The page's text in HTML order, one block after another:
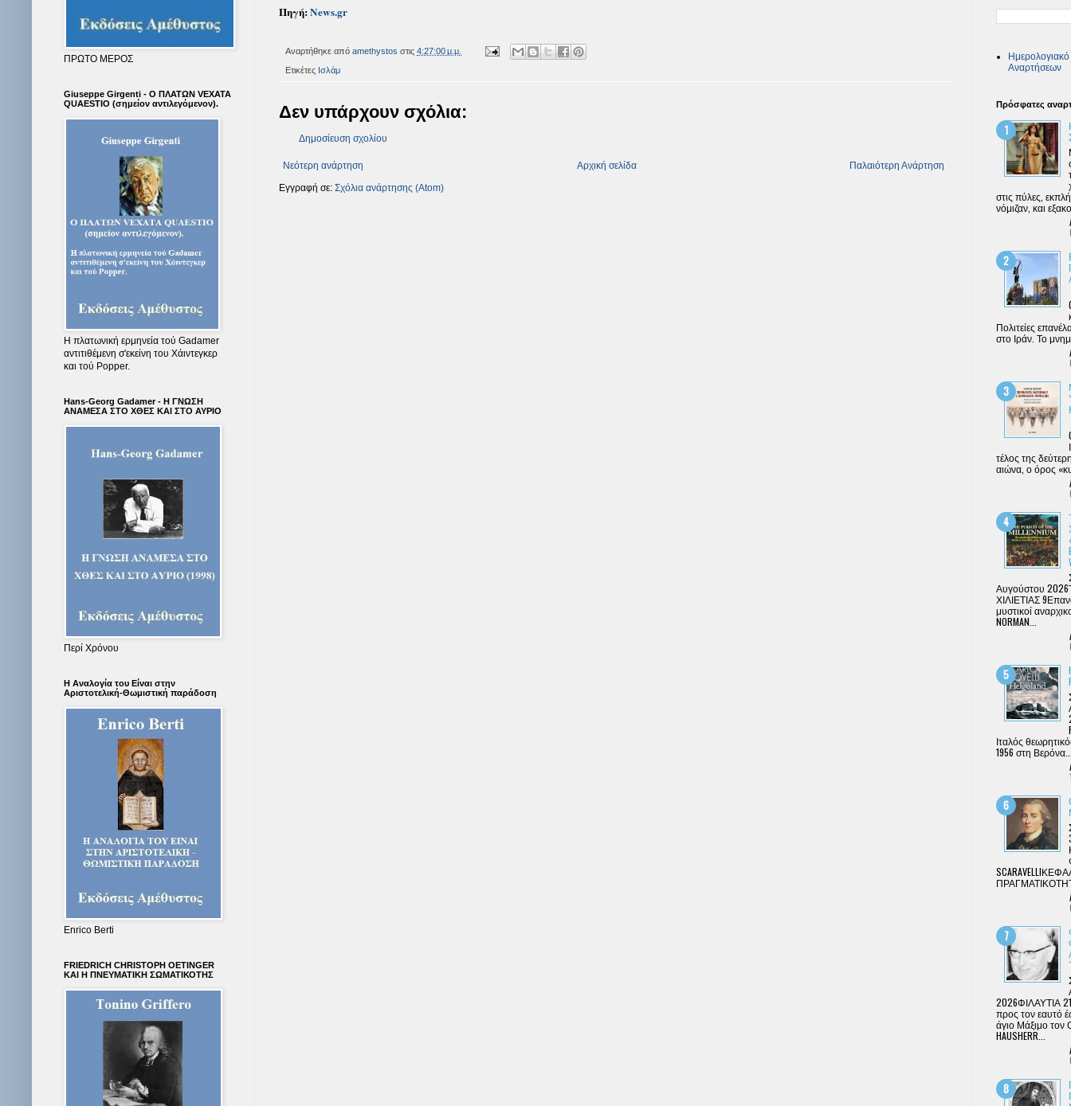
Πηγή:News.gr
Αναρτήθηκε από amethystos στις 4:27:00 μ.μ.
Ετικέτες Ισλάμ
Δεν υπάρχουν σχόλια:
Δημοσίευση σχολίου
Νεότερη ανάρτηση Παλαιότερη Ανάρτηση
Αρχική σελίδα
Εγγραφή σε: Σχόλια ανάρτησης (Atom)
ΠΡΩΤΟ ΜΕΡΟΣ
Giuseppe Girgenti - Ο ΠΛΑΤΩΝ VEXATA
QUAESTIO (σημείον αντιλεγόμενον).
Η πλατωνική ερμηνεία τού Gadamer
αντιτιθέμενη σ'εκείνη του Χάιντεγκερ
και τού Popper.
Hans-Georg Gadamer - Η ΓΝΩΣΗ
ΑΝΑΜΕΣΑ ΣΤΟ ΧΘΕΣ ΚΑΙ ΣΤΟ ΑΥΡΙΟ
Περί Χρόνου
Η Αναλογία του Είναι στην
Αριστοτελική-Θωμιστική παράδοση
Enrico Berti
FRIEDRICH CHRISTOPH OETINGER
KΑΙ Η ΠΝΕΥΜΑΤΙΚΗ ΣΩΜΑΤΙΚΟΤΗΣ
Αναρτήσεων
Πρόσφατες
στις πύλες,
νόμιζαν, και
Πολιτείες
στο Ιράν. Το
τέλος της
αιώνα, ο όρος
Αυγούστου
ΧΙΛΙΕΤΙΑΣ
μυστικοί
NORMAN...
Ιταλός
1956 στη
2026ΦΙΛΑΥΤΙΑ
προς τον εαυτό
άγιο Μάξιμο τον
HAUSHERR...